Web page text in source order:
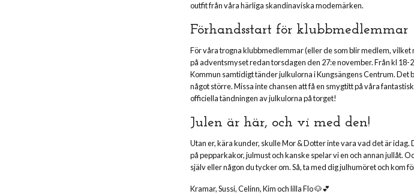
outfit från våra härliga skandinaviska modemärken.
Förhandsstart för klubbmedlemmar
För våra trogna klubbmedlemmar (eller de som blir medlem,
på adventsmyset redan torsdagen den 27:e november. Från kl
Kommun samtidigt tänder julkulorna i Kungsängens Centrum. Det
något större. Missa inte chansen att få en smygtitt på våra
officiella tändningen av julkulorna på torget!
Julen är här, och vi med den!
Utan er, kära kunder, skulle Mor & Dotter inte vara vad det är
på pepparkakor, julmust och kanske spelar vi en och annan jullåt.
själv eller någon du tycker om. Så, ta med dig julhumöret och kom
Kramar, Sussi, Celinn, Kim och lilla Flo 🐶💕